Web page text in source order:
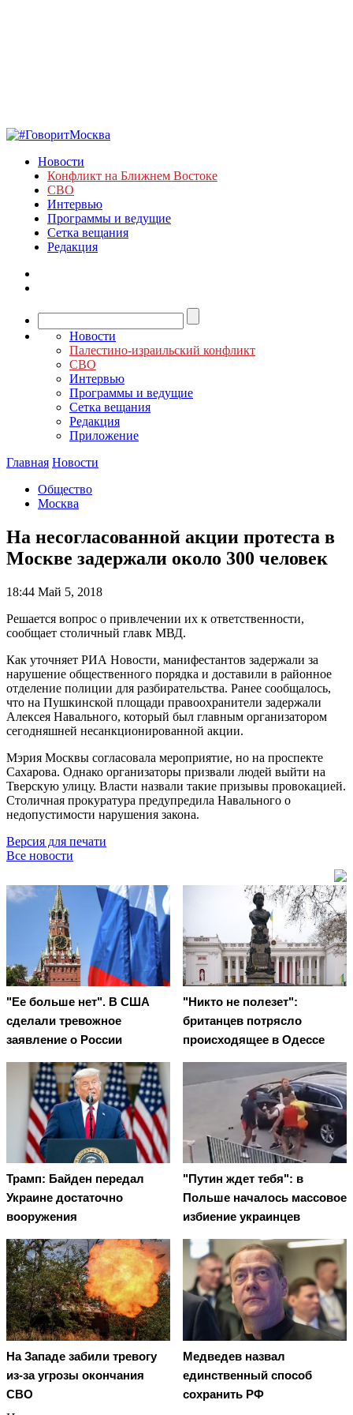
Новости
Конфликт на Ближнем Востоке
СВО
Интервью
Программы и ведущие
Сетка вещания
Редакция
Новости
Палестино-израильский конфликт
СВО
Интервью
Программы и ведущие
Сетка вещания
Редакция
Приложение
Главная Новости
Общество
Москва
На несогласованной акции протеста в
Москве задержали около 300 человек
18:44 Май 5, 2018
Решается вопрос о привлечении их к ответственности,
сообщает столичный главк МВД.
Как уточняет РИА Новости, манифестантов задержали за
нарушение общественного порядка и доставили в районное
отделение полиции для разбирательства. Ранее сообщалось,
что на Пушкинской площади правоохранители задержали
Алексея Навального, который был главным организатором
сегодняшней несанкционированной акции.
Мэрия Москвы согласовала мероприятие, но на проспекте
Сахарова. Однако организаторы призвали людей выйти на
Тверскую улицу. Власти назвали такие призывы провокацией.
Столичная прокуратура предупредила Навального о
недопустимости нарушения закона.
Версия для печати
Все новости
"Ее больше нет". В США
сделали тревожное
заявление о России
"Никто не полезет":
британцев потрясло
происходящее в Одессе
Трамп: Байден передал
Украине достаточно
вооружения
"Путин ждет тебя": в
Польше началось массовое
избиение украинцев
На Западе забили тревогу
из-за угрозы окончания
СВО
Медведев назвал
единственный способ
сохранить РФ